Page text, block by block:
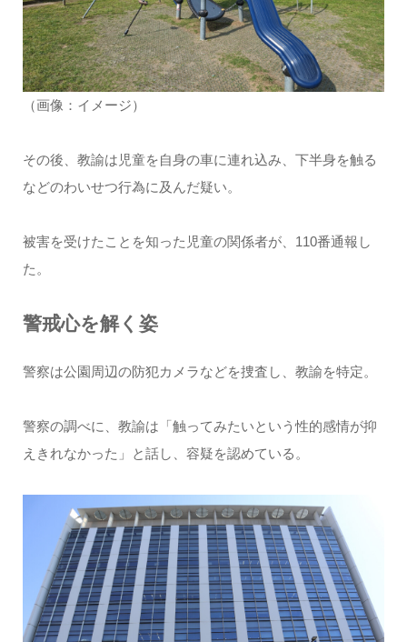
（画像：イメージ）
その後、教諭は児童を自身の車に連れ込み、下半身を触る
などのわいせつ行為に及んだ疑い。
被害を受けたことを知った児童の関係者が、110番通報し
た。
警戒心を解く姿
警察は公園周辺の防犯カメラなどを捜査し、教諭を特定。
警察の調べに、教諭は「触ってみたいという性的感情が抑
えきれなかった」と話し、容疑を認めている。